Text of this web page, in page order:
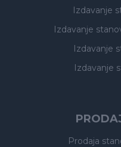
Izdavanje
Izdavanje
Izdavanje
Izdavanje
Prodaja